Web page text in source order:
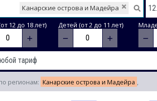
Канарские острова и Мадейра
12 до 18 лет)
+
Детей (от 2 до 11 лет)
− + −
регионам: Канарские острова и Мадейра ,